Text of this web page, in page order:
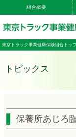
組合概要
東京トラック事業健康保険組合トッ
トピックス
保養所あじろ